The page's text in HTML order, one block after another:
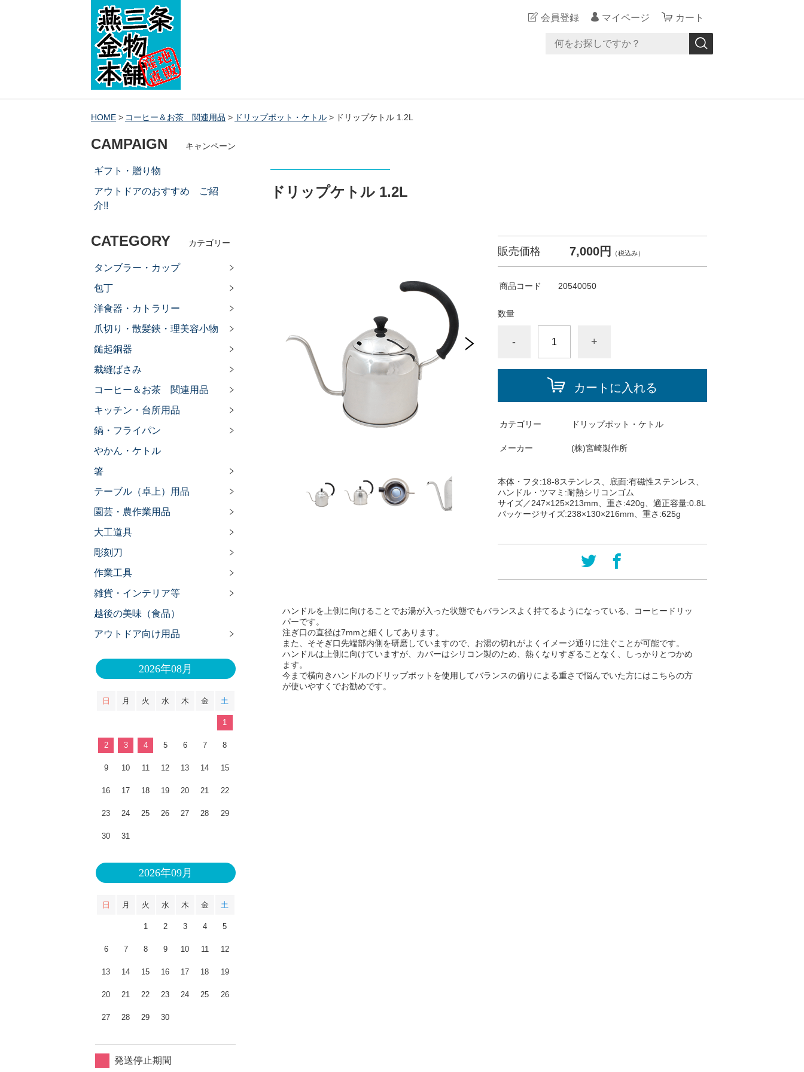
会員登録 マイページ カート
HOME コーヒー＆お茶 関連用品 ドリップポット・ケトル ドリップケトル 1.2L
ドリップケトル 1.2L
販売価格 7,000円 （税込み）
商品コード 20540050
数量
- +
カートに入れる
カテゴリー ドリップポット・ケトル
メーカー (株)宮崎製作所
本体・フタ:18-8ステンレス、底面:有磁性ステンレス、
ハンドル・ツマミ:耐熱シリコンゴム
サイズ／247×125×213mm、重さ:420g、適正容量:0.8L
パッケージサイズ:238×130×216mm、重さ:625g
ハンドルを上側に向けることでお湯が入った状態でもバランスよく持てるようになっている、コーヒードリッ
パーです。
注ぎ口の直径は7mmと細くしてあります。
また、そそぎ口先端部内側を研磨していますので、お湯の切れがよくイメージ通りに注ぐことが可能です。
ハンドルは上側に向けていますが、カバーはシリコン製のため、熱くなりすぎることなく、しっかりとつかめ
ます。
今まで横向きハンドルのドリップポットを使用してバランスの偏りによる重さで悩んでいた方にはこちらの方
が使いやすくでお勧めです。
CAMPAIGN キャンペーン
ギフト・贈り物
アウトドアのおすすめ ご紹
介!!
CATEGORY カテゴリー
タンブラー・カップ
包丁
洋食器・カトラリー
爪切り・散髪鋏・理美容小物
鎚起銅器
裁縫ばさみ
コーヒー＆お茶 関連用品
キッチン・台所用品
鍋・フライパン
やかん・ケトル
箸
テーブル（卓上）用品
園芸・農作業用品
大工道具
彫刻刀
作業工具
雑貨・インテリア等
越後の美味（食品）
アウトドア向け用品
2026年08月
日 月 火 水 木 金 土
1
2 3 4 5 6 7 8
9 10 11 12 13 14 15
16 17 18 19 20 21 22
23 24 25 26 27 28 29
30 31
2026年09月
日 月 火 水 木 金 土
1 2 3 4 5
6 7 8 9 10 11 12
13 14 15 16 17 18 19
20 21 22 23 24 25 26
27 28 29 30
発送停止期間